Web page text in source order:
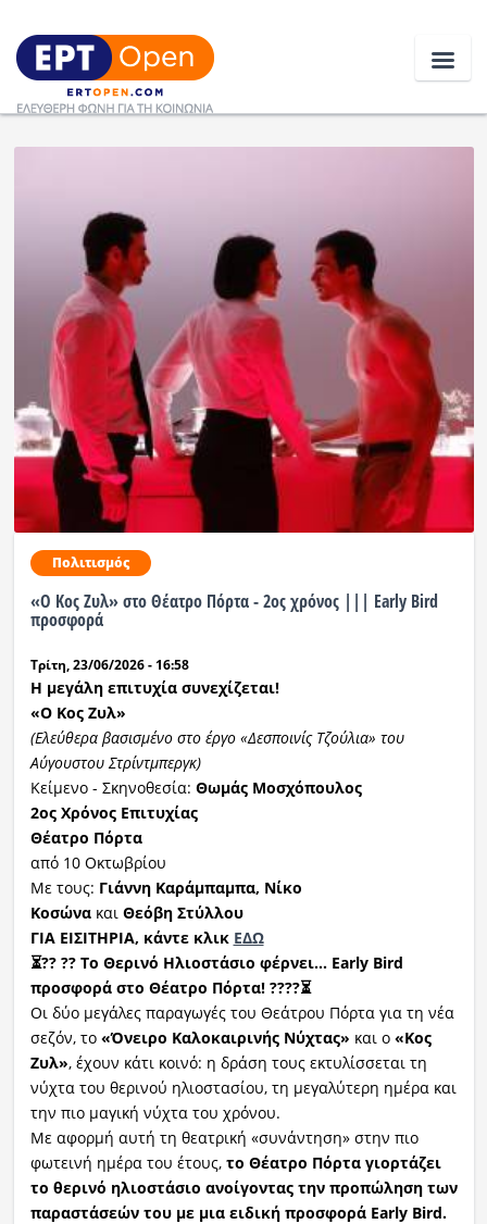
Ελλάδα
Κοινωνία
Πολιτική
Οικονομία
Αθλητικά
Κόσμος
Ραδιόφωνο
Εκπομπές
Πολιτισμός
Πολιτισμός
«Ο Κος Ζυλ» στο Θέατρο Πόρτα - 2ος χρόνος ||| Early Bird
προσφορά
Τρίτη, 23/06/2026 - 16:58
Η μεγάλη επιτυχία συνεχίζεται!
«Ο Κος Ζυλ»
(Ελεύθερα βασισμένο στο έργο «Δεσποινίς Τζούλια» του
Αύγουστου Στρίντμπεργκ)
Κείμενο - Σκηνοθεσία: Θωμάς Μοσχόπουλος
2οςΧρόνος Επιτυχίας
Θέατρο Πόρτα
από 10 Οκτωβρίου
Με τους: Γιάννη Καράμπαμπα, Νίκο
Κοσώνα και Θεόβη Στύλλου
ΓΙΑ ΕΙΣΙΤΗΡΙΑ, κάντε κλικ ΕΔΩ
⏳?? ?? Το Θερινό Ηλιοστάσιο φέρνει... Early Bird
προσφορά στο Θέατρο Πόρτα! ????⏳
Οι δύο μεγάλες παραγωγές του Θεάτρου Πόρτα για τη νέα
σεζόν, το «Όνειρο Καλοκαιρινής Νύχτας» και ο «Κος
Ζυλ», έχουν κάτι κοινό: η δράση τους εκτυλίσσεται τη
νύχτα του θερινού ηλιοστασίου, τη μεγαλύτερη ημέρα και
την πιο μαγική νύχτα του χρόνου.
Με αφορμή αυτή τη θεατρική «συνάντηση» στην πιο
φωτεινή ημέρα του έτους, το Θέατρο Πόρτα γιορτάζει
το θερινό ηλιοστάσιο ανοίγοντας την προπώληση των
παραστάσεών του με μια ειδική προσφορά Early Bird.